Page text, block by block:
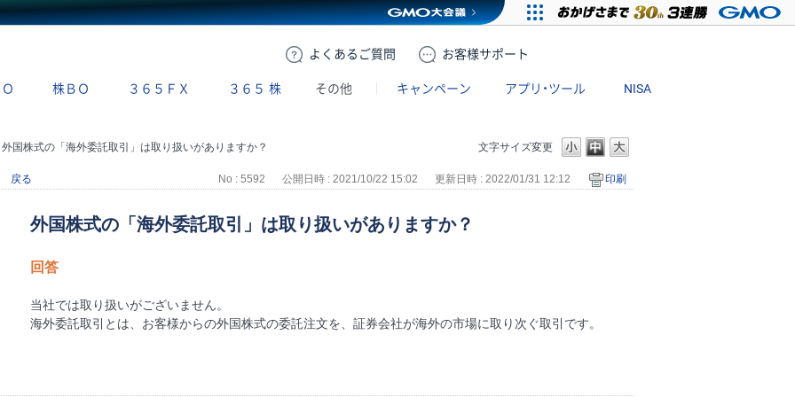
よくある ご質問 お客様サポート
株ＢＯ ３６５ＦＸ ３６５ 株 その他 キャンペーン アプリ・ツール NISA
文字サイズ変更
外国株式の「海外委託取引」は取り扱いがありますか？
戻る No : 5592 公開日時 : 2021/10/22 15:02 更新日時 : 2022/01/31 12:12 印刷
外国株式の「海外委託取引」は取り扱いがありますか？
回答
当社では取り扱いがございません。
海外委託取引とは、お客様からの外国株式の委託注文を、証券会社が海外の市場に取り次ぐ取引です。